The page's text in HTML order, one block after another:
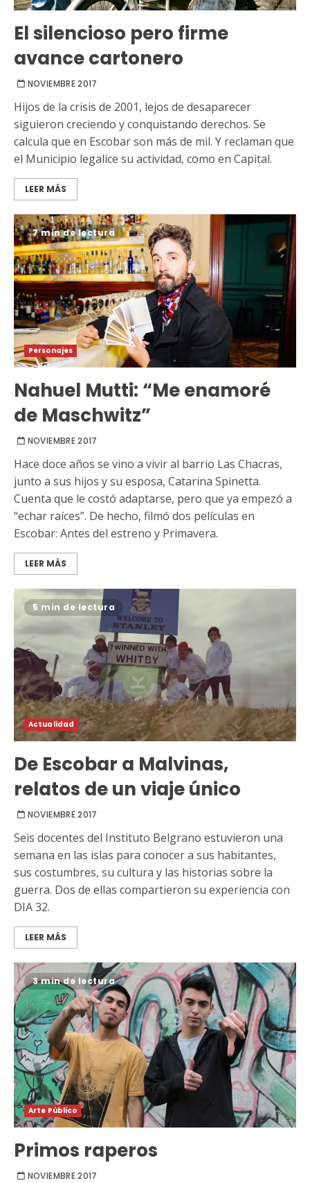
El silencioso pero firme
avance cartonero
NOVIEMBRE 2017
Hijos de la crisis de 2001, lejos de desaparecer
siguieron creciendo y conquistando derechos. Se
calcula que en Escobar son más de mil. Y reclaman que
el Municipio legalice su actividad, como en Capital.
LEER MÁS
7 min de lectura
Personajes
Nahuel Mutti: “Me enamoré
de Maschwitz”
NOVIEMBRE 2017
Hace doce años se vino a vivir al barrio Las Chacras,
junto a sus hijos y su esposa, Catarina Spinetta.
Cuenta que le costó adaptarse, pero que ya empezó a
“echar raíces”. De hecho, filmó dos películas en
Escobar: Antes del estreno y Primavera.
LEER MÁS
5 min de lectura
Actualidad
De Escobar a Malvinas,
relatos de un viaje único
NOVIEMBRE 2017
Seis docentes del Instituto Belgrano estuvieron una
semana en las islas para conocer a sus habitantes,
sus costumbres, su cultura y las historias sobre la
guerra. Dos de ellas compartieron su experiencia con
DIA 32.
LEER MÁS
3 min de lectura
Arte Público
Primos raperos
NOVIEMBRE 2017